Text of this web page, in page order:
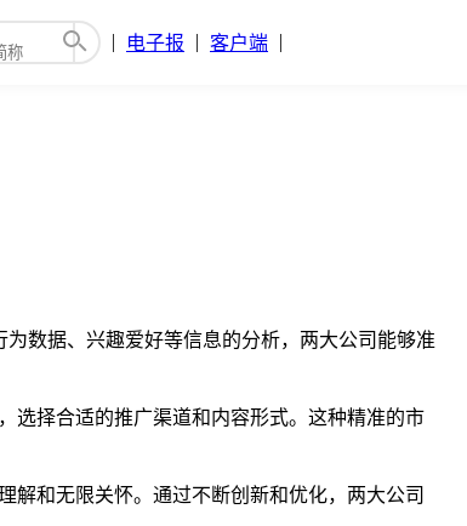
电子报 客户端
数据、兴趣爱好等信息的分析，两大公司能够准
选择合适的推广渠道和内容形式。这种精准的市
解和无限关怀。通过不断创新和优化，两大公司